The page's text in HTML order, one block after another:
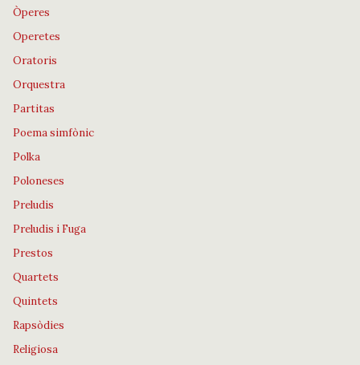
Òperes
Operetes
Oratoris
Orquestra
Partitas
Poema simfònic
Polka
Poloneses
Preludis
Preludis i Fuga
Prestos
Quartets
Quintets
Rapsòdies
Religiosa